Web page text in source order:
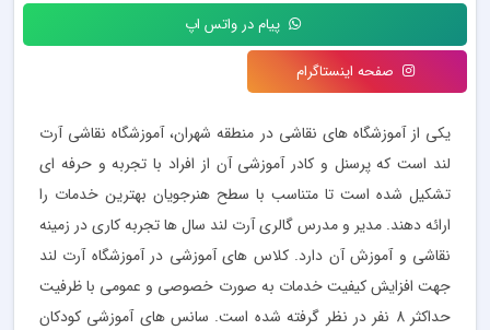
پیام در واتس اپ
صفحه اینستاگرام
یکی از آموزشگاه های نقاشی در منطقه شهران، آموزشگاه نقاشی آرت
لند است که پرسنل و کادر آموزشی آن از افراد با تجربه و حرفه ای
تشکیل شده است تا متناسب با سطح هنرجویان بهترین خدمات را
ارائه دهند. مدیر و مدرس گالری آرت لند سال ها تجربه کاری در زمینه
نقاشی و آموزش آن دارد. کلاس های آموزشی در آموزشگاه آرت لند
جهت افزایش کیفیت خدمات به صورت خصوصی و عمومی با ظرفیت
حداکثر 8 نفر در نظر گرفته شده است. سانس های آموزشی کودکان